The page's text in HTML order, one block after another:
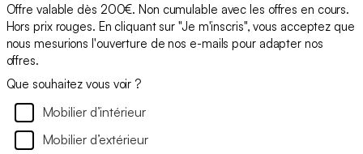
Offre valable dès 200€. Non cumulable avec les offres en cours.
Hors prix rouges. En cliquant sur "Je m'inscris", vous acceptez que
nous mesurions l'ouverture de nos e-mails pour adapter nos
offres.
Que souhaitez vous voir ?
Mobilier d’intérieur
Mobilier d’extérieur